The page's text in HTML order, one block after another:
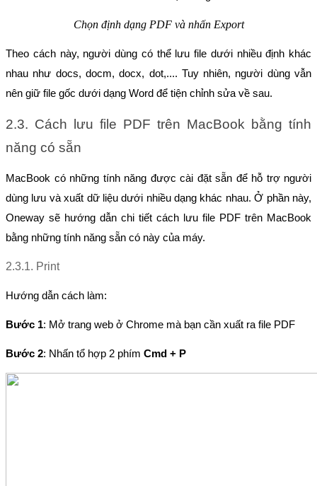
Chọn định dạng PDF và nhấn Export
Theo cách này, người dùng có thể lưu file dưới nhiều định khác
nhau như docs, docm, docx, dot,.... Tuy nhiên, người dùng vẫn
nên giữ file gốc dưới dạng Word để tiện chỉnh sửa về sau.
2.3. Cách lưu file PDF trên MacBook bằng tính
năng có sẵn
MacBook có những tính năng được cài đặt sẵn để hỗ trợ người
dùng lưu và xuất dữ liệu dưới nhiều dạng khác nhau. Ở phần này,
Oneway sẽ hướng dẫn chi tiết cách lưu file PDF trên MacBook
bằng những tính năng sẵn có này của máy.
2.3.1. Print
Hướng dẫn cách làm:
Bước 1: Mở trang web ở Chrome mà bạn cần xuất ra file PDF
Bước 2: Nhấn tổ hợp 2 phím Cmd + P